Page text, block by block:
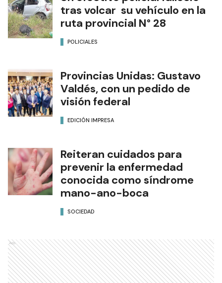
Un efectivo policial falleció
tras volcar su vehículo en la
ruta provincial N° 28
Provincias Unidas: Gustavo
Valdés, con un pedido de
visión federal
Reiteran cuidados para
prevenir la enfermedad
conocida como síndrome
mano-ano-boca
Ads